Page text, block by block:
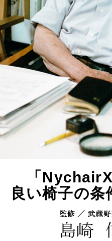
「
良い椅子の